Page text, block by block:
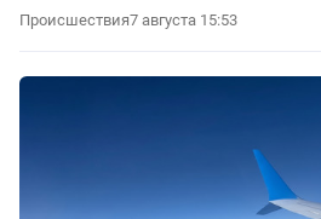
Происшествия7 августа 15:53